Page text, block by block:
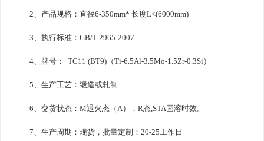
2、产品规格：直径6-350mm* 长度L<(6000mm)
3、执行标准：GB/T 2965-2007
4、牌号： TC11 (BT9)（Ti-6.5Al-3.5Mo-1.5Zr-0.3Si）
5、生产工艺：锻造或轧制
6、交货状态：M退火态（A），R态,STA固溶时效。
7、生产周期：现货，批量定制：20-25工作日